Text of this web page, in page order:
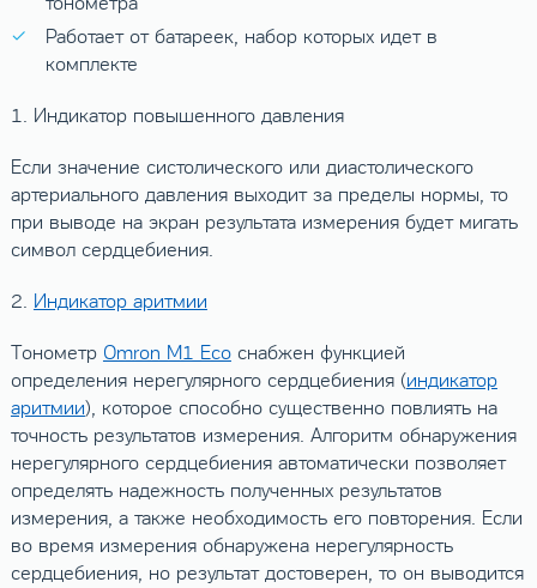
Работает от батареек, набор которых идет в
комплекте
1. Индикатор повышенного давления
Если значение систолического или диастолического
артериального давления выходит за пределы нормы, то
при выводе на экран результата измерения будет мигать
символ сердцебиения.
2. Индикатор аритмии
Тонометр Omron M1 Ecoснабжен функцией
определения нерегулярного сердцебиения (индикатор
аритмии), которое способно существенно повлиять на
точность результатов измерения. Алгоритм обнаружения
нерегулярного сердцебиения автоматически позволяет
определять надежность полученных результатов
измерения, а также необходимость его повторения. Если
во время измерения обнаружена нерегулярность
сердцебиения, но результат достоверен, то он выводится